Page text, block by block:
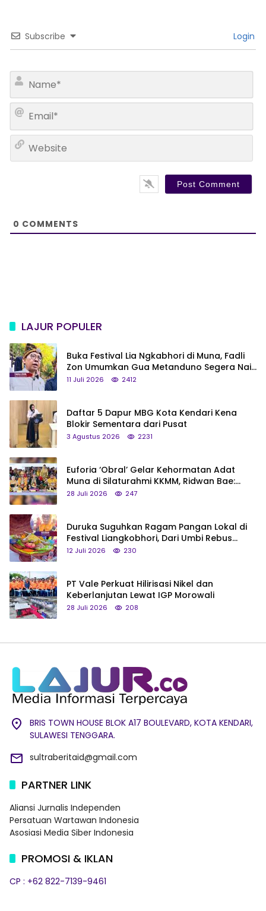
Subscribe Login
m
a
l
0 COMMENTS
LAJUR POPULER
Buka Festival Lia Ngkabhori di Muna, Fadli
Zon Umumkan Gua Metanduno Segera Naik
Status Jadi Cagar Budaya Nasional
11 Juli 2026 2412
Daftar 5 Dapur MBG Kota Kendari Kena
Blokir Sementara dari Pusat
3 Agustus 2026 2231
Euforia ‘Obral’ Gelar Kehormatan Adat
Muna di Silaturahmi KKMM, Ridwan Bae:
Saya Bukan Tipe Begitu, Belum Pantas!
28 Juli 2026 247
Duruka Suguhkan Ragam Pangan Lokal di
Festival Liangkobhori, Dari Umbi Rebus
hingga Tumpeng Beras Muna
12 Juli 2026 230
PT Vale Perkuat Hilirisasi Nikel dan
Keberlanjutan Lewat IGP Morowali
28 Juli 2026 208
BRIS TOWN HOUSE BLOK A17 BOULEVARD, KOTA KENDARI,
SULAWESI TENGGARA.
sultraberitaid@gmail.com
PARTNER LINK
Aliansi Jurnalis Independen
Persatuan Wartawan Indonesia
Asosiasi Media Siber Indonesia
PROMOSI & IKLAN
CP : +62 822-7139-9461